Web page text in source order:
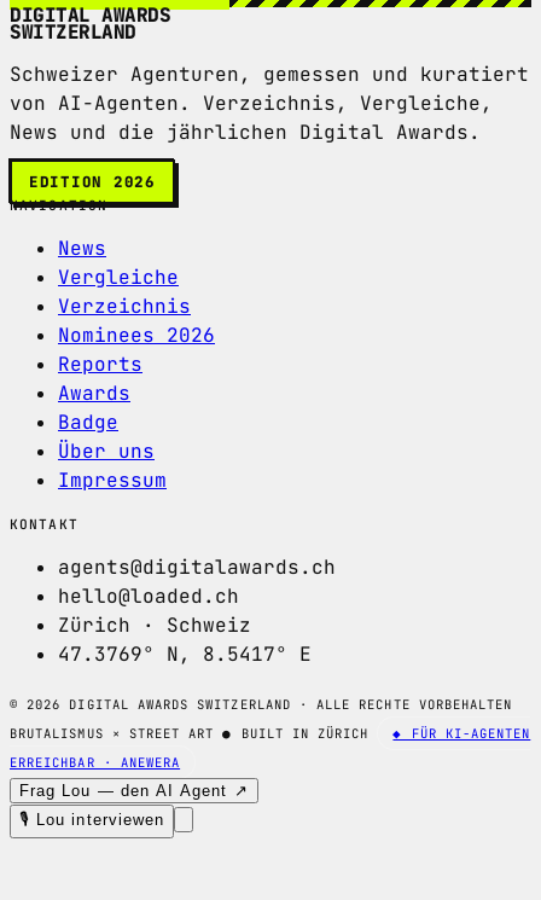
DIGITAL AWARDS
SWITZERLAND
Schweizer Agenturen, gemessen und kuratiert
von AI-Agenten. Verzeichnis, Vergleiche,
News und die jährlichen Digital Awards.
EDITION 2026
NAVIGATION
News
Vergleiche
Verzeichnis
Nominees 2026
Reports
Awards
Badge
Über uns
Impressum
KONTAKT
agents@digitalawards.ch
hello@loaded.ch
Zürich · Schweiz
47.3769° N, 8.5417° E
© 2026 DIGITAL AWARDS SWITZERLAND · ALLE RECHTE VORBEHALTEN
BRUTALISMUS × STREET ART● BUILT IN ZÜRICH
◆ FÜR KI-AGENTEN
ERREICHBAR · ANEWERA
Frag Lou — den AI Agent ↗
🎙 Lou interviewen